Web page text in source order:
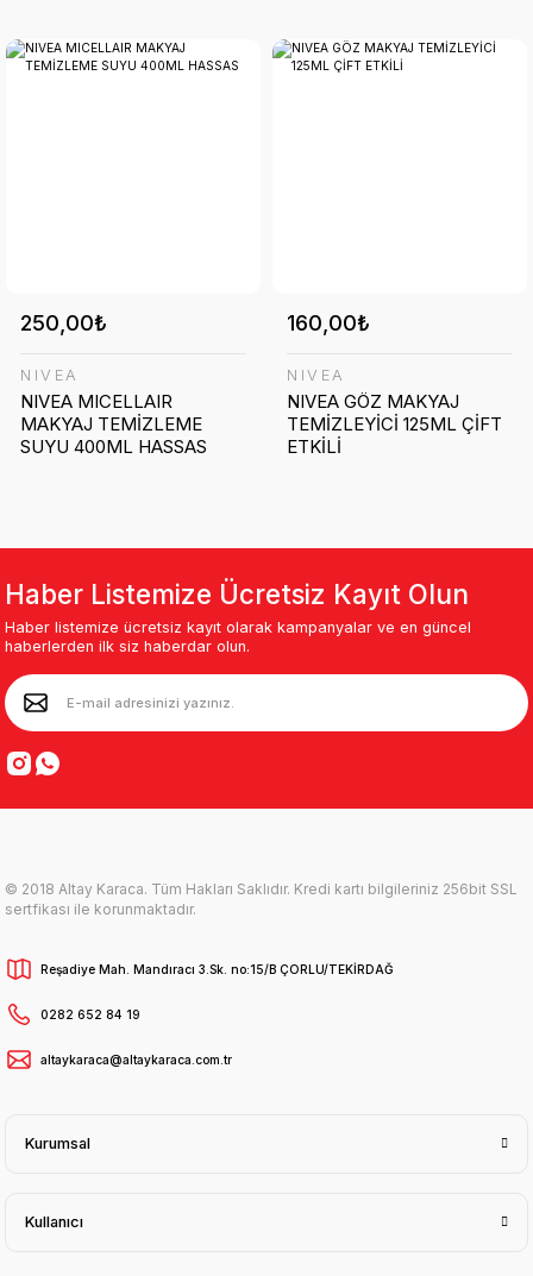
250,00₺
NIVEA
NIVEA MICELLAIR
MAKYAJ TEMİZLEME
SUYU 400ML HASSAS
160,00₺
NIVEA
NIVEA GÖZ MAKYAJ
TEMİZLEYİCİ 125ML ÇİFT
ETKİLİ
Haber Listemize Ücretsiz Kayıt Olun
Haber listemize ücretsiz kayıt olarak kampanyalar ve en güncel
haberlerden ilk siz haberdar olun.
© 2018 Altay Karaca. Tüm Hakları Saklıdır. Kredi kartı bilgileriniz 256bit SSL
sertfikası ile korunmaktadır.
Reşadiye Mah. Mandıracı 3.Sk. no:15/B ÇORLU/TEKİRDAĞ
0282 652 84 19
altaykaraca@altaykaraca.com.tr
Kurumsal
Kullanıcı